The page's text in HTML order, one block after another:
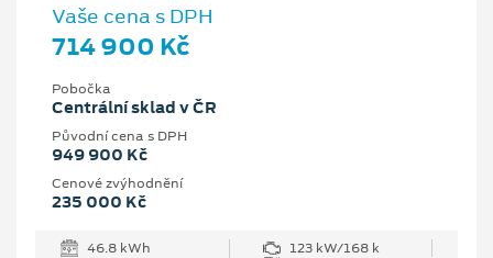
Vaše cena s DPH
714 900 Kč
Pobočka
Centrální sklad v ČR
Původní cena s DPH
949 900 Kč
Cenové zvýhodnění
235 000 Kč
46.8 kWh
123 kW/168 k